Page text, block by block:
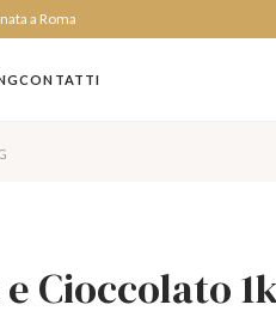
a Roma
CONTATTI
Cioccolato